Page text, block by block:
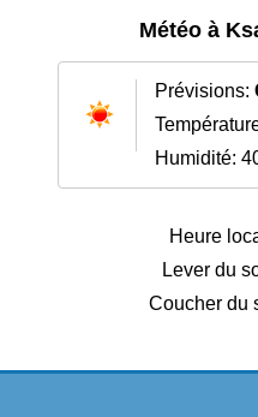
Météo à
Prévisions:
Humidité:
Heure
Lever du
Coucher du